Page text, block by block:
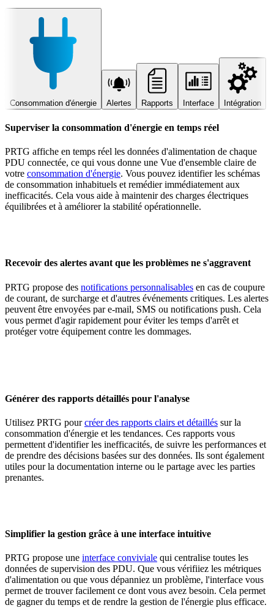
Consommation d'énergie Alertes Rapports Interface Intégration
Superviser la consommation d'énergie en temps réel
PRTG affiche en temps réel les données d'alimentation de chaque
PDU connectée, ce qui vous donne une Vue d'ensemble claire de
votre consommation d'énergie. Vous pouvez identifier les schémas
de consommation inhabituels et remédier immédiatement aux
inefficacités. Cela vous aide à maintenir des charges électriques
équilibrées et à améliorer la stabilité opérationnelle.
Recevoir des alertes avant que les problèmes ne s'aggravent
PRTG propose des notifications personnalisables en cas de coupure
de courant, de surcharge et d'autres événements critiques. Les alertes
peuvent être envoyées par e-mail, SMS ou notifications push. Cela
vous permet d'agir rapidement pour éviter les temps d'arrêt et
protéger votre équipement contre les dommages.
Générer des rapports détaillés pour l'analyse
Utilisez PRTG pourcréer des rapports clairs et détaillés sur la
consommation d'énergie et les tendances. Ces rapports vous
permettent d'identifier les inefficacités, de suivre les performances et
de prendre des décisions basées sur des données. Ils sont également
utiles pour la documentation interne ou le partage avec les parties
prenantes.
Simplifier la gestion grâce à une interface intuitive
PRTG propose une interface conviviale qui centralise toutes les
données de supervision des PDU. Que vous vérifiiez les métriques
d'alimentation ou que vous dépanniez un problème, l'interface vous
permet de trouver facilement ce dont vous avez besoin. Cela permet
de gagner du temps et de rendre la gestion de l'énergie plus efficace.